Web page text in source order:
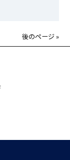
後のページ »